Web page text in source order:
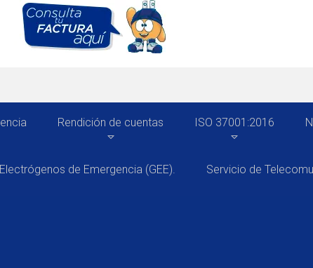
Rendición de cuentas ISO 37001:2016
de Emergencia (GEE). Servicio de